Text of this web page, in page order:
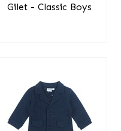
Gilet - Classic Boys